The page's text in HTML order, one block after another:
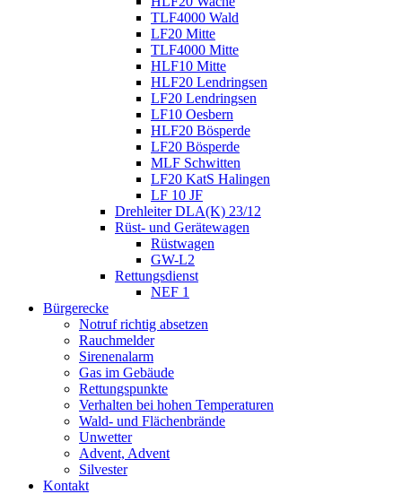
TLF4000 Wald
LF20 Mitte
TLF4000 Mitte
HLF10 Mitte
HLF20 Lendringsen
LF20 Lendringsen
LF10 Oesbern
HLF20 Bösperde
LF20 Bösperde
MLF Schwitten
LF20 KatS Halingen
LF 10 JF
Drehleiter DLA(K) 23/12
Rüst- und Gerätewagen
Rüstwagen
GW-L2
Rettungsdienst
NEF 1
Bürgerecke
Notruf richtig absetzen
Rauchmelder
Sirenenalarm
Gas im Gebäude
Rettungspunkte
Verhalten bei hohen Temperaturen
Wald- und Flächenbrände
Unwetter
Advent, Advent
Silvester
Kontakt